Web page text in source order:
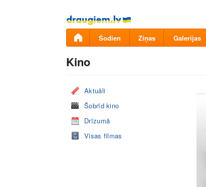
Pāriet
uz
saturu
Šodien Ziņas Galerijas
Kino
Aktuāli
Šobrīd kino
Drīzumā
Visas filmas